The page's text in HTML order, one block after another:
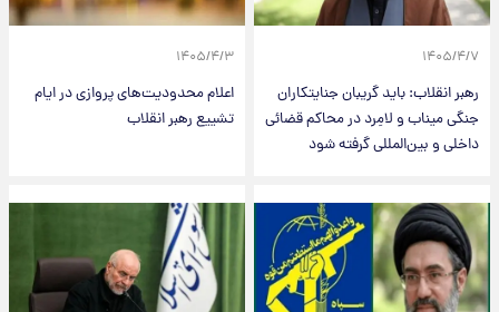
۱۴۰۵/۴/۷
رهبر انقلاب: باید گریبان جنایتکاران
جنگی میناب و لامِرد در محاکم قضائی
داخلی و بین‌المللی گرفته شود
۱۴۰۵/۴/۳
اعلام محدودیت‌های پروازی در ایام
تشییع رهبر انقلاب